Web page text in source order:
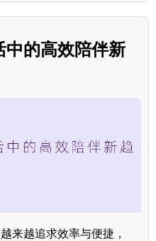
中的高效陪伴新
来越追求效率与便捷，